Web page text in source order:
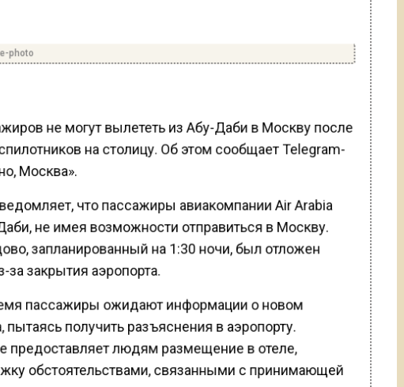
photo
не могут вылететь из Абу-Даби в Москву после
на столицу. Об этом сообщает Telegram-
Москва».
что пассажиры авиакомпании Air Arabia
не имея возможности отправиться в Москву.
запланированный на 1:30 ночи, был отложен
за закрытия аэропорта.
пассажиры ожидают информации о новом
получить разъяснения в аэропорту.
предоставляет людям размещение в отеле,
обстоятельствами, связанными с принимающей